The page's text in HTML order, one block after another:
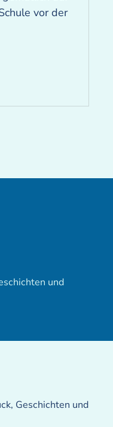
vor der
und
Geschichten und